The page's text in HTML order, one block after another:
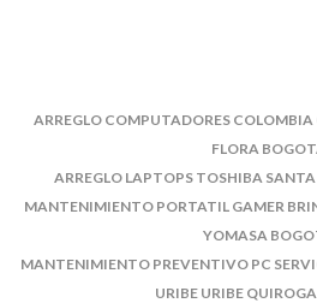
ARREGLO COMPUTADORES
FLORA
ARREGLO LAPTOPS TOSHIBA
MANTENIMIENTO PORTATIL GAMER
YOMASA
MANTENIMIENTO PREVENTIVO PC
URIBE URIBE